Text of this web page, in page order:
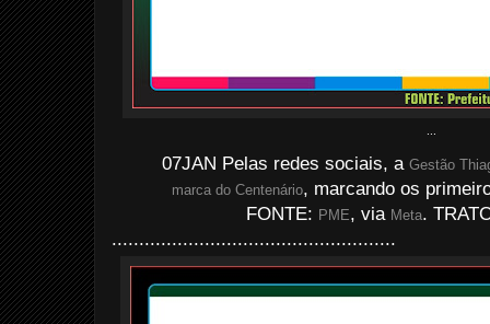
07JAN Pelas redes sociais, a Gestão
marca do Centenário, marcando os
FONTE: PME, via Meta.
....................................................